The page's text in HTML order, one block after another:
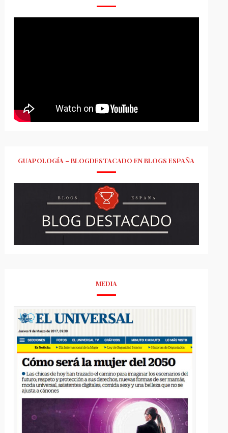
GUAPOLOGÍA – BLOGDESTACADO EN BLOGS ESPAÑA
MEDIA